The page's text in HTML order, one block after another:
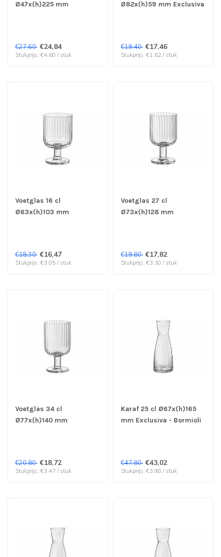
Ø47x(h)225 mm
€27,60 €24,84
Stukprijs: €4,60 / stuk
Ø82x(h)59 mm Exclusiva
€19,40 €17,46
Stukprijs: €1,62 / stuk
Voetglas 16 cl
Ø63x(h)103 mm
€18,30 €16,47
Stukprijs: €3,05 / stuk
Voetglas 27 cl
Ø73x(h)128 mm
€19,80 €17,82
Stukprijs: €3,30 / stuk
Voetglas 34 cl
Ø77x(h)140 mm
€20,80 €18,72
Stukprijs: €3,47 / stuk
Karaf 25 cl Ø67x(h)165
mm Exclusiva - Bormioli
€47,80 €43,02
Stukprijs: €3,98 / stuk